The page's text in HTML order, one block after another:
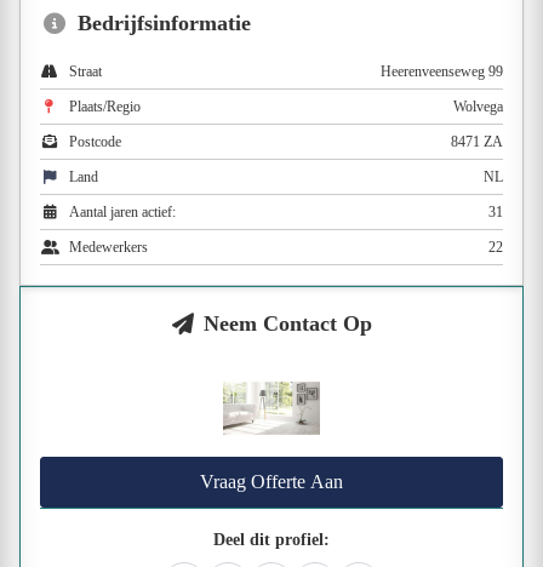
Bedrijfsinformatie
Straat Heerenveenseweg 99
Plaats/Regio Wolvega
Postcode 8471 ZA
Land NL
Aantal jaren actief: 31
Medewerkers 22
Neem Contact Op
Vraag Offerte Aan
Deel dit profiel: